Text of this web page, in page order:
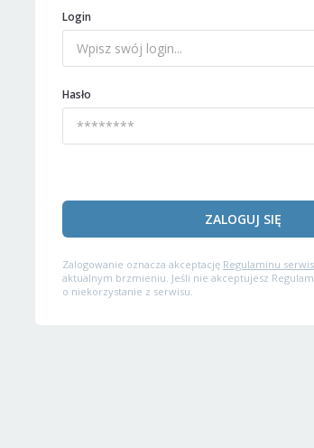
Login
Hasło
ZALOGUJ SIĘ
Zalogowanie oznacza akceptację Regulaminu
aktualnym brzmieniu. Jeśli nie akceptujesz
o niekorzystanie z serwisu.